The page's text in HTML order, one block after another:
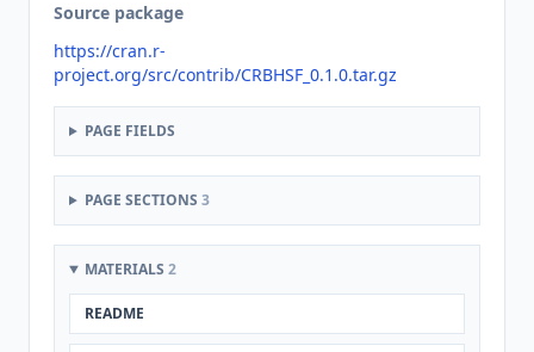
Source package
https://cran.r-
project.org/src/contrib/CRBHSF_0.1.0.tar.gz
PAGE FIELDS
PAGE SECTIONS 3
MATERIALS 2
README